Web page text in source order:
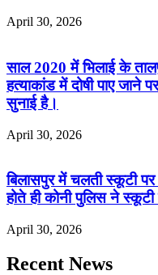
April 30, 2026
साल 2020 में भिलाई के
हत्याकांड में दोषी पाए जाने
सुनाई है।
April 30, 2026
बिलासपुर में चलती स्कूटी
होते ही कोनी पुलिस ने
April 30, 2026
Recent News